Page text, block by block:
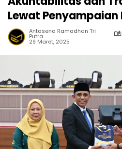
Lewat Penyampaian
Antasena Ramadhan Tri
Putra
29 Maret, 2025